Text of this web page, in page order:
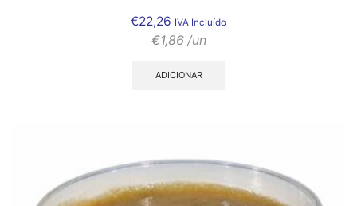
€22,26 IVA Incluído
€1,86 /un
ADICIONAR